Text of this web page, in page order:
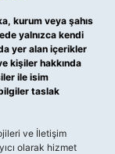
kurum veya şahıs
yalnızca kendi
yer alan içerikler
kişiler hakkında
ile isim
taslak
ve İletişim
olarak hizmet